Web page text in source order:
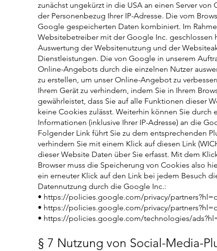
zunächst ungekürzt in die USA an einen Server
der Personenbezug Ihrer IP-Adresse. Die vom
Google gespeicherten Daten kombiniert. Im
Websitebetreiber mit der Google Inc.
Auswertung der Websitenutzung und der
Dienstleistungen. Die von Google in unserem
Online-Angebots durch die einzelnen Nutzer
zu erstellen, um unser Online-Angebot zu
Ihrem Gerät zu verhindern, indem Sie in Ihrem
gewährleistet, dass Sie auf alle Funktionen dieser
keine Cookies zulässt. Weiterhin können Sie
Informationen (inklusive Ihrer IP-Adresse) an die
Folgender Link führt Sie zu dem entsprechenden
verhindern Sie mit einem Klick auf diesen Link
dieser Website Daten über Sie erfasst. Mit dem
Browser muss die Speicherung von Cookies also
ein erneuter Klick auf den Link bei jedem Besuch
Datennutzung durch die Google Inc.:
• https://policies.google.com/privacy/
• https://policies.google.com/privacy/
• https://policies.google.com/technologies/
§ 7 Nutzung von Social-Media-